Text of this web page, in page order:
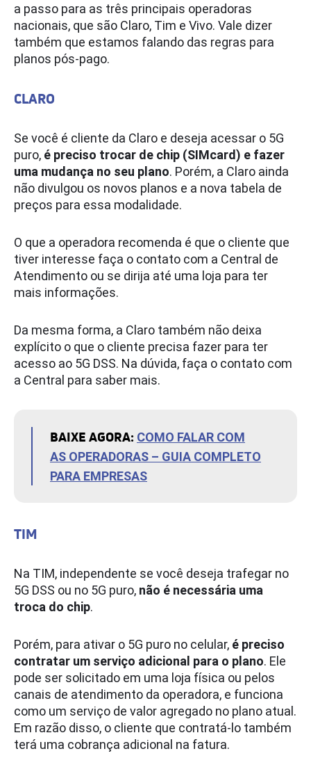
a passo para as três principais operadoras
nacionais, que são Claro, Tim e Vivo. Vale dizer
também que estamos falando das regras para
planos pós-pago.
CLARO
Se você é cliente da Claro e deseja acessar o 5G
puro, é preciso trocar de chip (SIMcard) e fazer
uma mudança no seu plano. Porém, a Claro ainda
não divulgou os novos planos e a nova tabela de
preços para essa modalidade.
O que a operadora recomenda é que o cliente que
tiver interesse faça o contato com a Central de
Atendimento ou se dirija até uma loja para ter
mais informações.
Da mesma forma, a Claro também não deixa
explícito o que o cliente precisa fazer para ter
acesso ao 5G DSS. Na dúvida, faça o contato com
a Central para saber mais.
BAIXE AGORA: COMO FALAR COM
AS OPERADORAS – GUIA COMPLETO
PARA EMPRESAS
TIM
Na TIM, independente se você deseja trafegar no
5G DSS ou no 5G puro, não é necessária uma
troca do chip.
Porém, para ativar o 5G puro no celular, é preciso
contratar um serviço adicional para o plano. Ele
pode ser solicitado em uma loja física ou pelos
canais de atendimento da operadora, e funciona
como um serviço de valor agregado no plano atual.
Em razão disso, o cliente que contratá-lo também
terá uma cobrança adicional na fatura.